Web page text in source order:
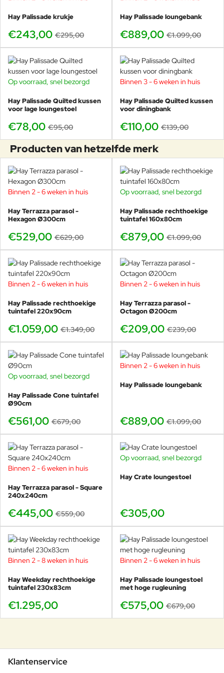
Hay Palissade krukje
€243,00 €295,00
Hay Palissade loungebank
€889,00 €1.099,00
-18%
Op voorraad, snel bezorgd
Hay Palissade Quilted kussen
voor lage loungestoel
€78,00 €95,00
-21%
Binnen 3 - 6 weken in huis
Hay Palissade Quilted kussen
voor diningbank
€110,00 €139,00
Producten van hetzelfde merk
-16%
Binnen 2 - 6 weken in huis
Hay Terrazza parasol -
Hexagon Ø300cm
€529,00 €629,00
-20%
Op voorraad, snel bezorgd
Hay Palissade rechthoekige
tuintafel 160x80cm
€879,00 €1.099,00
-21%
Binnen 2 - 6 weken in huis
Hay Palissade rechthoekige
tuintafel 220x90cm
€1.059,00 €1.349,00
-13%
Binnen 2 - 6 weken in huis
Hay Terrazza parasol -
Octagon Ø200cm
€209,00 €239,00
-17%
Op voorraad, snel bezorgd
Hay Palissade Cone tuintafel
Ø90cm
€561,00 €679,00
-19%
Binnen 2 - 6 weken in huis
Hay Palissade loungebank
€889,00 €1.099,00
-20%
Binnen 2 - 6 weken in huis
Hay Terrazza parasol - Square
240x240cm
€445,00 €559,00
Op voorraad, snel bezorgd
Hay Crate loungestoel
€305,00
Binnen 2 - 8 weken in huis
Hay Weekday rechthoekige
tuintafel 230x83cm
€1.295,00
-15%
Binnen 2 - 6 weken in huis
Hay Palissade loungestoel
met hoge rugleuning
€575,00 €679,00
Klantenservice